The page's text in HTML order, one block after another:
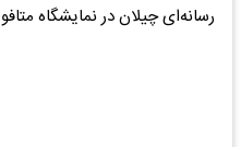
رسانه‌ای چیلان در نمایشگاه متافو ۱۴۰۴